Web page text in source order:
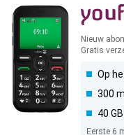
Nieuw
Gratis
Op
300
40
Eerste 6